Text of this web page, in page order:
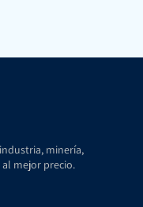
minería,
mejor precio.